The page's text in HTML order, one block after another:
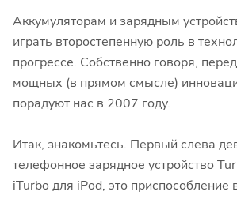
Аккумуляторам и зарядным
играть второстепенную роль в
прогрессе. Собственно говоря,
мощных (в прямом смысле)
порадуют нас в 2007 году.
Итак, знакомьтесь. Первый слева
телефонное зарядное устройство
iTurbo для iPod, это приспособление